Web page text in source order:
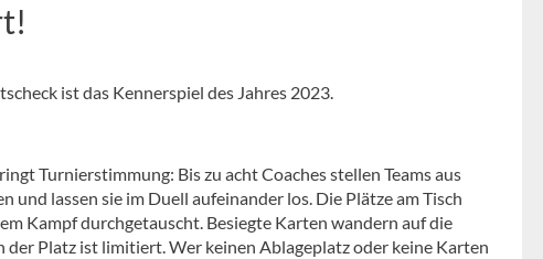
ist das Kennerspiel des Jahres 2023.
Turnierstimmung: Bis zu acht Coaches stellen Teams aus
und lassen sie im Duell aufeinander los. Die Plätze am Tisch
Kampf durchgetauscht. Besiegte Karten wandern auf die
der Platz ist limitiert. Wer keinen Ablageplatz oder keine Karten